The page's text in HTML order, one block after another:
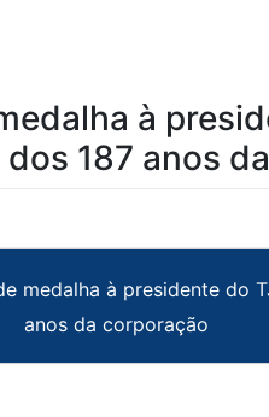
à
187 anos
medalha à presidente do
anos da corporação